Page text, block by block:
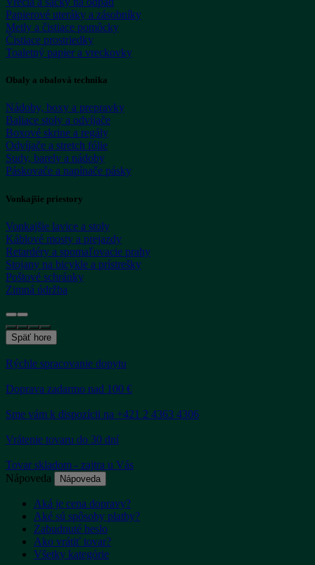
Papierové uteráky a zásobníky
Metly a čistiace pomôcky
Čistiace prostriedky
Toaletný papier a vreckovky
Obaly a obalová technika
Nádoby, boxy a prepravky
Baliace stoly a odvíjače
Boxové skrine a regály
Odvíjače a stretch fólie
Sudy, barely a nádoby
Páskovače a napínače pásky
Vonkajšie priestory
Vonkajšie lavice a stoly
Káblové mosty a prejazdy
Retardéry a spomaľovacie prahy
Stojany na bicykle a prístrešky
Poštové schránky
Zimná údržba
Späť hore
Rýchle spracovanie dopytu
Doprava zadarmo nad 100 €
Sme vám k dispozícii na +421 2 4363 4306
Vrátenie tovaru do 30 dní
Tovar skladom - zajtra u Vás
Nápoveda
Nápoveda
Aká je cena dopravy?
Aké sú spôsoby platby?
Zabudnuté heslo
Ako vrátiť tovar?
Všetky kategórie